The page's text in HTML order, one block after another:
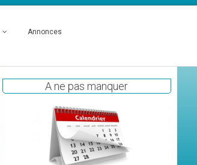
Annonces
A ne pas manquer